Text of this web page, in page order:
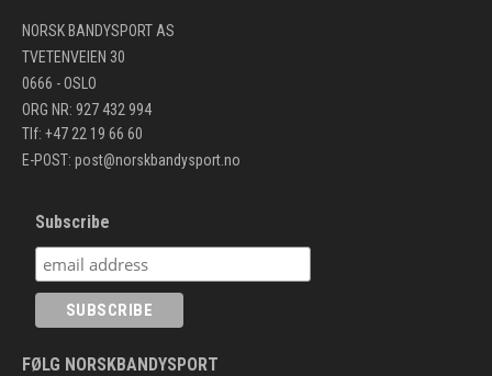
NORSK BANDYSPORT AS
TVETENVEIEN 30
0666 - OSLO
ORG NR: 927 432 994
Tlf: +47 22 19 66 60
E-POST: post@norskbandysport.no
Subscribe
FØLG NORSKBANDYSPORT